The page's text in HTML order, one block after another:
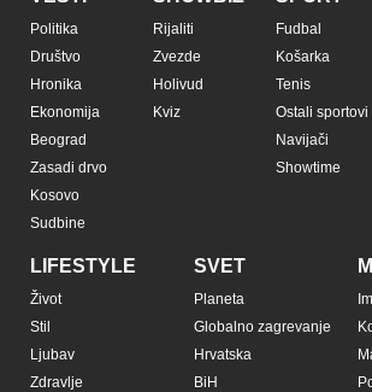
Politika
Društvo
Hronika
Ekonomija
Beograd
Zasadi drvo
Kosovo
Sudbine
Rijaliti
Zvezde
Holivud
Kviz
Fudbal
Košarka
Tenis
Ostali sportovi
Navijači
Showtime
LIFESTYLE
Život
Stil
Ljubav
Zdravlje
SVET
Planeta
Globalno zagrevanje
Hrvatska
BiH